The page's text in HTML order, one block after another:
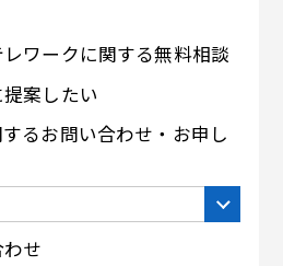
ワークに関する無料相談
案したい
るお問い合わせ・お申し
せ